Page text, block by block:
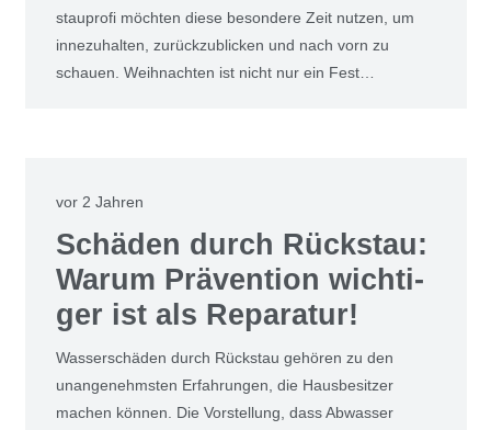
stau­pro­fi möch­ten die­se beson­de­re Zeit nut­zen, um
inne­zu­hal­ten, zurück­zu­bli­cken und nach vorn zu
schau­en. Weih­nach­ten ist nicht nur ein Fest…
vor 2 Jahren
Schä­den durch Rück­stau:
War­um Prä­ven­ti­on wich­ti­
ger ist als Repa­ra­tur!
Was­ser­schä­den durch Rück­stau gehö­ren zu den
unan­ge­nehms­ten Erfah­run­gen, die Haus­be­sit­zer
machen kön­nen. Die Vor­stel­lung, dass Abwas­ser